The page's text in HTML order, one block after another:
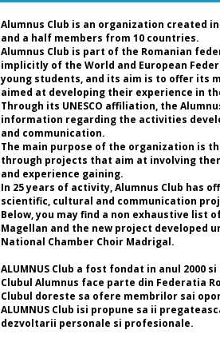
Alumnus Club is an organization created
and a half members from 10 countries.
Alumnus Club is part of the Romanian
implicitly of the World and European
young students, and its aim is to offer its
aimed at developing their experience in
Through its UNESCO affiliation, the
information regarding the activities
and communication.
The main purpose of the organization is
through projects that aim at involving
and experience gaining.
In 25 years of activity, Alumnus Club has
scientific, cultural and communication
Below, you may find a non exhaustive list
Magellan and the new project developed
National Chamber Choir Madrigal.
ALUMNUS Club a fost fondat in anul
Clubul Alumnus face parte din Federatia
Clubul doreste sa ofere membrilor sai
ALUMNUS Club isi propune sa ii
dezvoltarii personale si profesionale.